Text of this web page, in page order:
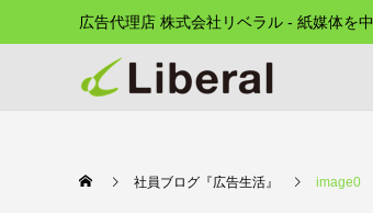
広告代理店 株式会社リベラル - 紙媒体を
社員ブログ『広告生活』 image0